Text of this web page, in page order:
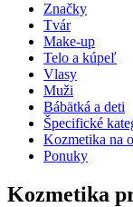
Značky
Tvár
Make-up
Telo a kúpeľ
Vlasy
Muži
Bábätká a deti
Špecifické
Kozmetika na
Ponuky
Kozmetika